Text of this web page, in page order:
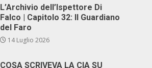
L’Archivio dell’Ispettore Di
Falco | Capitolo 32: Il Guardiano
del Faro
14 Luglio 2026
COSA SCRIVEVA LA CIA SU